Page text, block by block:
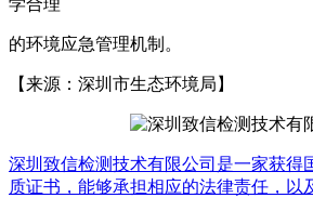
学合理
的环境应急管理机制。
【来源：深圳市生态环境局】
深圳致信检测技术有限公司是一家获得
质证书，能够承担相应的法律责任，以